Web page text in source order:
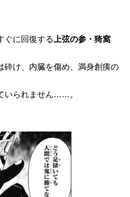
ぐに回復する
上弦の参・猗窩
砕け、内臓を傷め、満身創痍の
いられません……。